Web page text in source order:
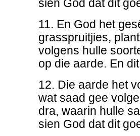
sien God dat dit
11. En God het
grasspruitjies,
volgens hulle
op die aarde. En
12. Die aarde het
wat saad gee
dra, waarin hulle
sien God dat dit